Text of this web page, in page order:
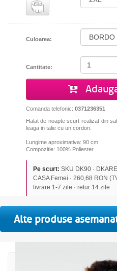
Culoarea:
Cantitate:
Comanda telefonic: 0371236351
Halat de noapte scurt realizat din
leaga in talie cu un cordon.
Lungime aproximativa: 90 cm
Compozitie: 100% Poliester
Pe scurt: SKU DK90 ·
CASA Femei · 260,68 RON
livrare 1-7 zile · retur 14 zile
Alte produse